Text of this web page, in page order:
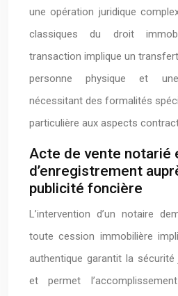
une opération juridique
classiques du droit
transaction implique un
personne physique et
nécessitant des formalités
particulière aux aspects
Acte de vente notarié
d’enregistrement
publicité foncière
L’intervention d’un notaire
toute cession immobilière
authentique garantit la sécurité
et permet